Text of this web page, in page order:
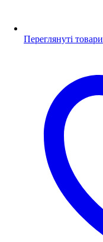
Переглянуті товари